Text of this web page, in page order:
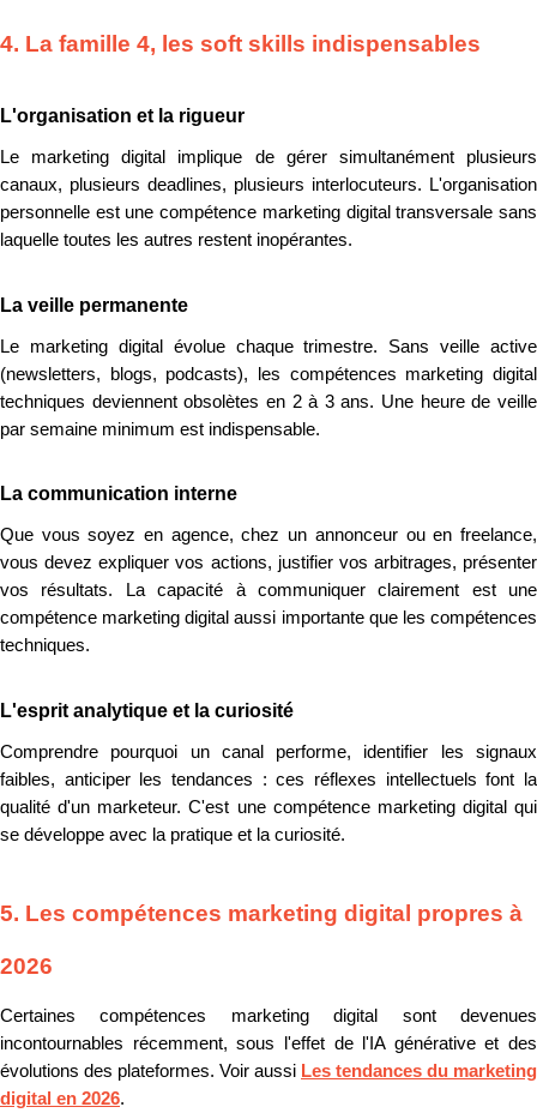
4. La famille 4, les soft skills indispensables
L'organisation et la rigueur
Le marketing digital implique de gérer simultanément plusieurs
canaux, plusieurs deadlines, plusieurs interlocuteurs. L'organisation
personnelle est une compétence marketing digital transversale sans
laquelle toutes les autres restent inopérantes.
La veille permanente
Le marketing digital évolue chaque trimestre. Sans veille active
(newsletters, blogs, podcasts), les compétences marketing digital
techniques deviennent obsolètes en 2 à 3 ans. Une heure de veille
par semaine minimum est indispensable.
La communication interne
Que vous soyez en agence, chez un annonceur ou en freelance,
vous devez expliquer vos actions, justifier vos arbitrages, présenter
vos résultats. La capacité à communiquer clairement est une
compétence marketing digital aussi importante que les compétences
techniques.
L'esprit analytique et la curiosité
Comprendre pourquoi un canal performe, identifier les signaux
faibles, anticiper les tendances : ces réflexes intellectuels font la
qualité d'un marketeur. C'est une compétence marketing digital qui
se développe avec la pratique et la curiosité.
5. Les compétences marketing digital propres à
2026
Certaines compétences marketing digital sont devenues
incontournables récemment, sous l'effet de l'IA générative et des
évolutions des plateformes. Voir aussi Les tendances du marketing
digital en 2026.